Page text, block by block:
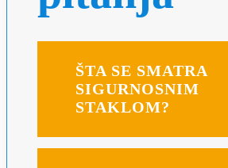
ŠTA SE SMATRA
SIGURNOSNIM
STAKLOM?